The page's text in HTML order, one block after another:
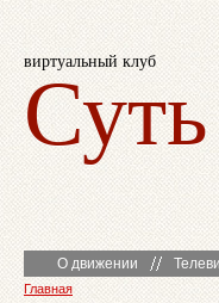
виртуальный клуб
О движении
Главная